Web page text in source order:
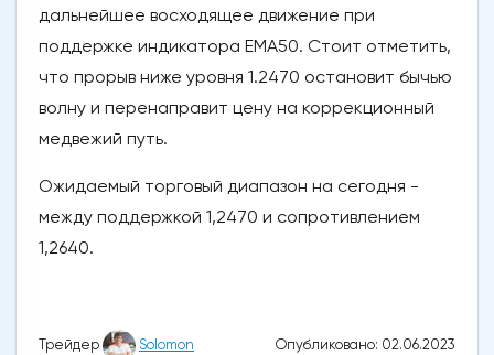
дальнейшее восходящее движение при
поддержке индикатора EMA50. Стоит отметить,
что прорыв ниже уровня 1.2470 остановит бычью
волну и перенаправит цену на коррекционный
медвежий путь.
Ожидаемый торговый диапазон на сегодня -
между поддержкой 1,2470 и сопротивлением
1,2640.
Трейдер Solomon Опубликовано: 02.06.2023